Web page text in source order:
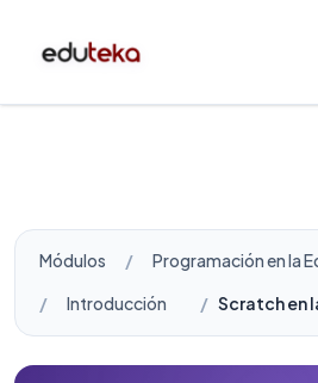
Módulos
Programación en la
Introducción
Scratch en